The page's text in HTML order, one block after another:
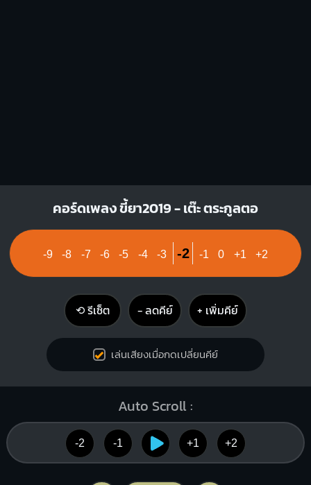
คอร์ดเพลง ขี้ยา2019 - เต๊ะ ตระกูลตอ
-9 -8 -7 -6 -5 -4 -3 -2 -1 0 +1 +2
⟲ รีเซ็ต − ลดคีย์ + เพิ่มคีย์
เล่นเสียงเมื่อกดเปลี่ยนคีย์
Auto Scroll :
-2 -1 +1 +2